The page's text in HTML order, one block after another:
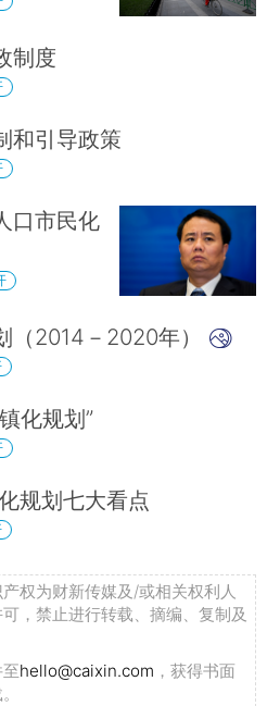
制度
和引导政策
口市民化
（2014－2020年）
化规划”
规划七大看点
权为财新传媒及/或相关权利人
，禁止进行转载、摘编、复制及
hello@caixin.com ，获得书面